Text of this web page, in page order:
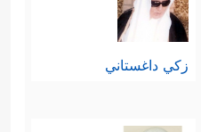
زكي داغستاني